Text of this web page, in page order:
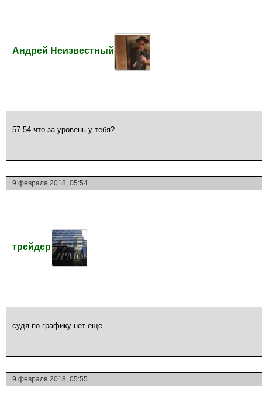
Андрей Неизвестный
57.54 что за уровень у тебя?
9 февраля 2018, 05:54
трейдер
судя по графику нет еще
9 февраля 2018, 05:55